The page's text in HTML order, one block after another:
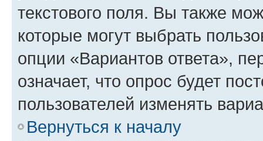
текстового поля. Вы также
которые могут выбрать
опции «Вариантов ответа»,
означает, что опрос будет
пользователей изменять
Вернуться к началу